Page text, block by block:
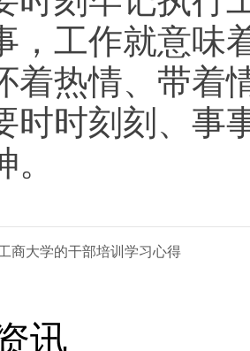
，工作就意味
着热情、带着
时时刻刻、事
商大学的干部培训学习心得
讯